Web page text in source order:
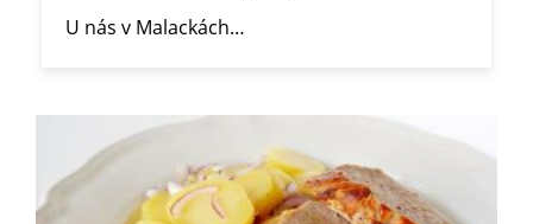
U nás v Malackách…